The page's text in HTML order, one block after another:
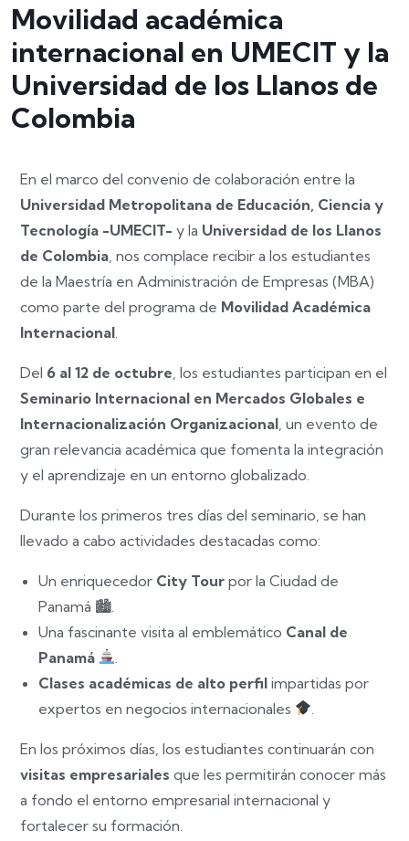
Movilidad académica
internacional en UMECIT y la
Universidad de los Llanos de
Colombia
En el marco del convenio de colaboración entre la
Universidad Metropolitana de Educación, Ciencia y
Tecnología -UMECIT- y la Universidad de los Llanos
de Colombia , nos complace recibir a los estudiantes
de la Maestría en Administración de Empresas (MBA)
como parte del programa de Movilidad Académica
Internacional
Del 6 al 12 de octubre , los estudiantes participan en el
Seminario Internacional en Mercados Globales e
Internacionalización Organizacional , un evento de
gran relevancia académica que fomenta la integración
y el aprendizaje en un entorno globalizado.
Durante los primeros tres días del seminario, se han
llevado a cabo actividades destacadas como:
Un enriquecedor City Tour por la Ciudad de
Panamá 🏙
Una fascinante visita al emblemático Canal de
Panamá
Clases académicas de alto perfil impartidas por
expertos en negocios internacionales
En los próximos días, los estudiantes continuarán con
visitas empresariales que les permitirán conocer más
a fondo el entorno empresarial internacional y
fortalecer su formación.